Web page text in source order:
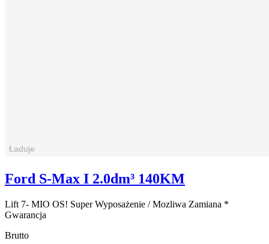
Ford S-Max I 2.0dm³ 140KM
Lift 7- MIO OS! Super Wyposażenie / Mozliwa Zamiana *
Gwarancja
Brutto